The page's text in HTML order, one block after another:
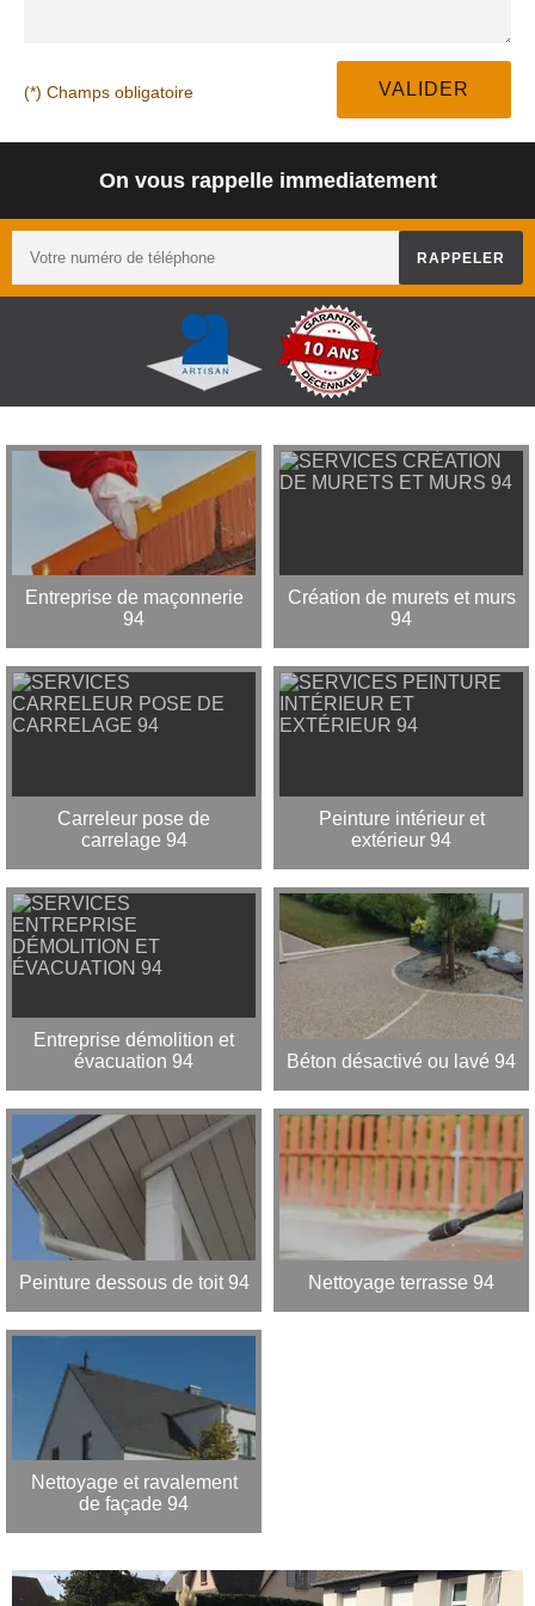
(*) Champs obligatoire
On vous rappelle immediatement
Entreprise de maçonnerie
94
Création de murets et murs
94
Carreleur pose de
carrelage 94
Peinture intérieur et
extérieur 94
Entreprise démolition et
évacuation 94
Béton désactivé ou lavé 94
Peinture dessous de toit 94 Nettoyage terrasse 94
Nettoyage et ravalement
de façade 94